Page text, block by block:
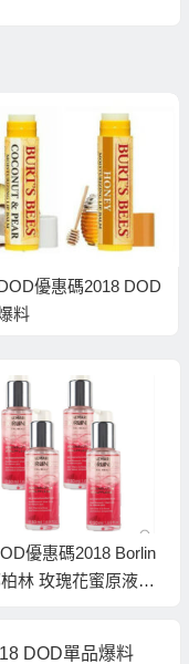
優惠碼2018 DOD
料
優惠碼2018 Borlin
林 玫瑰花蜜原液精
DOD單品爆料